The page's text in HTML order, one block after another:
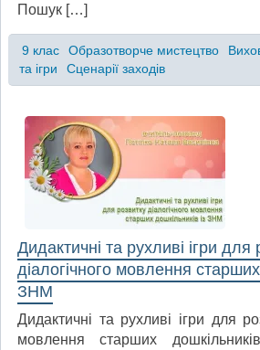
Пошук […]
9 клас Образотворче мистецтво
та ігри
Сценарії заходів
Дидактичні та рухливі ігри для
діалогічного мовлення старших
ЗНМ
Дидактичні та рухливі ігри для
мовлення старших